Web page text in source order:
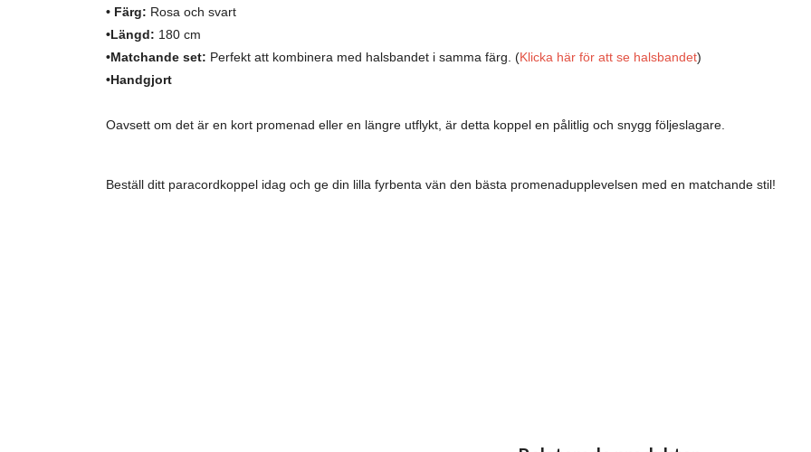
• Färg: Rosa och svart
•Längd: 180 cm
•Matchande set: Perfekt att kombinera med halsbandet i samma färg. (Klicka här för att se halsbandet)
•Handgjort
Oavsett om det är en kort promenad eller en längre utflykt, är detta koppel en pålitlig och snygg följeslagare.
Beställ ditt paracordkoppel idag och ge din lilla fyrbenta vän den bästa promenadupplevelsen med en matchande stil!